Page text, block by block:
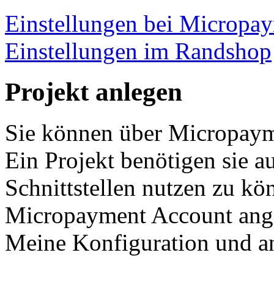
Einstellungen bei
Einstellungen im Randshop
Projekt anlegen
Sie können über
Ein Projekt benötigen sie
Schnittstellen nutzen zu
Micropayment Account
Meine Konfiguration und